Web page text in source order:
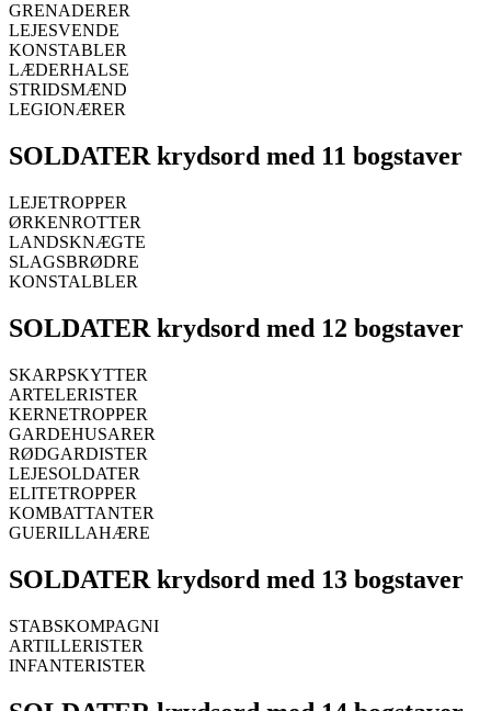
GRENADERER
LEJESVENDE
KONSTABLER
LÆDERHALSE
STRIDSMÆND
LEGIONÆRER
SOLDATER krydsord med 11 bogstaver
LEJETROPPER
ØRKENROTTER
LANDSKNÆGTE
SLAGSBRØDRE
KONSTALBLER
SOLDATER krydsord med 12 bogstaver
SKARPSKYTTER
ARTELERISTER
KERNETROPPER
GARDEHUSARER
RØDGARDISTER
LEJESOLDATER
ELITETROPPER
KOMBATTANTER
GUERILLAHÆRE
SOLDATER krydsord med 13 bogstaver
STABSKOMPAGNI
ARTILLERISTER
INFANTERISTER